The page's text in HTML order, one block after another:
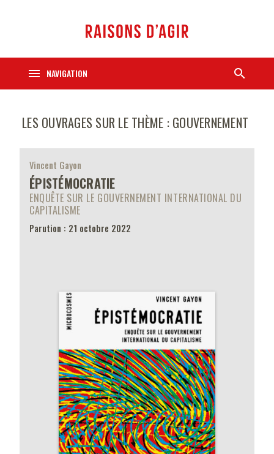
menu NAVIGATION search
LES OUVRAGES SUR LE THÈME : GOUVERNEMENT
Vincent Gayon
ÉPISTÉMOCRATIE
ENQUÊTE SUR LE GOUVERNEMENT INTERNATIONAL DU
CAPITALISME
Parution : 21 octobre 2022